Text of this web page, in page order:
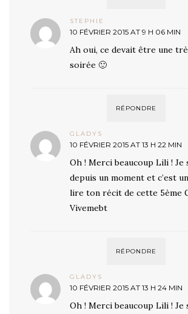
STEPHIE
10 FÉVRIER 2015 AT 9 H 06 MIN
Ah oui, ce devait être une
soirée 🙂
RÉPONDRE
GLADYS
10 FÉVRIER 2015 AT 13 H 22 MIN
Oh ! Merci beaucoup Lili !
depuis un moment et c’est
lire ton récit de cette 5ème
Vivemebt
RÉPONDRE
GLADYS
10 FÉVRIER 2015 AT 13 H 24 MIN
Oh ! Merci beaucoup Lili !